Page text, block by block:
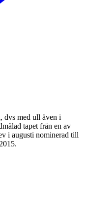
dvs med ull även i
tapet från en av
i augusti nominerad till